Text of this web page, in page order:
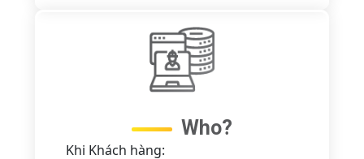
Who?
Khi Khách hàng: